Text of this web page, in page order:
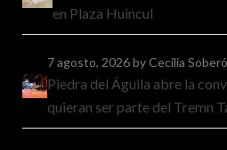
en Plaza Huincul
7 agosto, 2026by Cecilia
Piedra del Águila abre la
quieran ser parte del Tremn